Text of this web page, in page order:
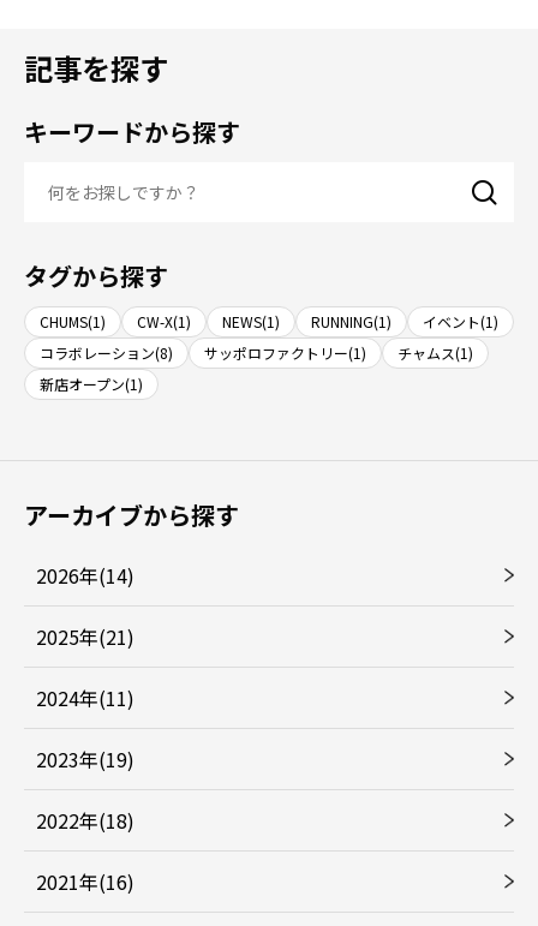
記事を探す
キーワードから探す
タグから探す
CHUMS(1) CW-X(1) NEWS(1) RUNNING(1)
イベント(1)
コラボレーション(8)
サッポロファクトリー(1)
チャムス(1)
新店オープン(1)
アーカイブから探す
2026年(14)
2025年(21)
2024年(11)
2023年(19)
2022年(18)
2021年(16)